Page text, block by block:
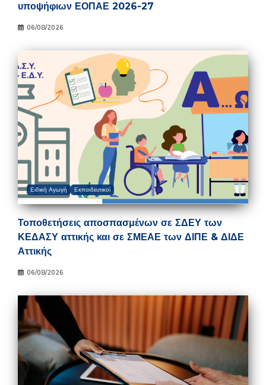
υποψήφιων ΕΟΠΑΕ 2026-27
06/08/2026
Ειδική Αγωγή Εκπαιδευτικοί
Τοποθετήσεις αποσπασμένων σε ΣΔΕΥ των
ΚΕΔΑΣΥ αττικής και σε ΣΜΕΑΕ των ΔΙΠΕ & ΔΙΔΕ
Αττικής
06/08/2026